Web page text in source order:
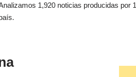
1,920 noticias producidas por